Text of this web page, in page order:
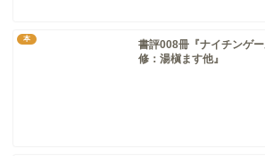
本
書評008冊『ナイチンゲ
修：湯槇ます他』